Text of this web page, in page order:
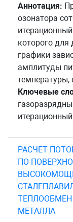
Аннотация:
озонатора
которого для
графики
амплитуды
температуры,
Ключевые
РАСЧЕТ
ПО
ТЕПЛООБМЕН
МЕТАЛЛА